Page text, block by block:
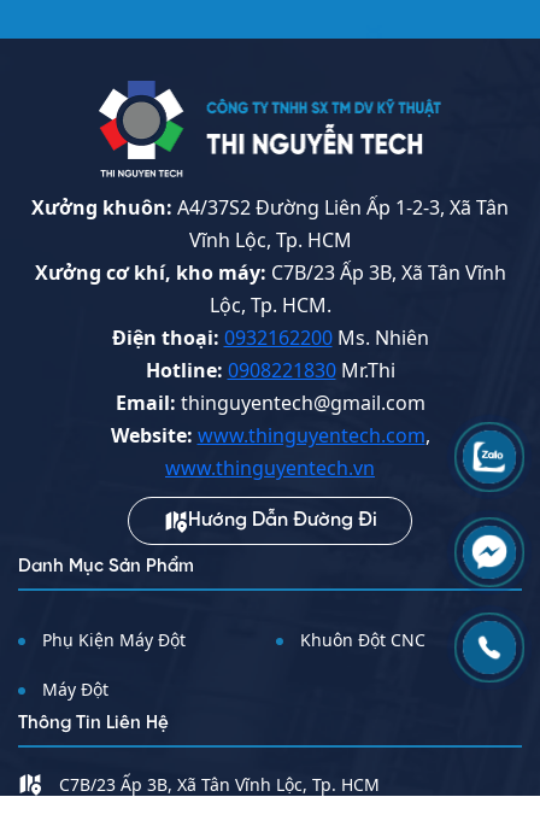
Xưởng khuôn: A4/37S2 Đường Liên Ấp 1-2-3, Xã Tân
Vĩnh Lộc, Tp. HCM
Xưởng cơ khí, kho máy: C7B/23 Ấp 3B, Xã Tân Vĩnh
Lộc, Tp. HCM.
Điện thoại: 0932162200Ms. Nhiên
Hotline: 0908221830Mr.Thi
Email: thinguyentech@gmail.com
Website: www.thinguyentech.com,
www.thinguyentech.vn
Hướng Dẫn Đường Đi
Danh Mục Sản Phẩm
Phụ Kiện Máy Đột Khuôn Đột CNC
Máy Đột
Thông Tin Liên Hệ
C7B/23 Ấp 3B, Xã Tân Vĩnh Lộc, Tp. HCM